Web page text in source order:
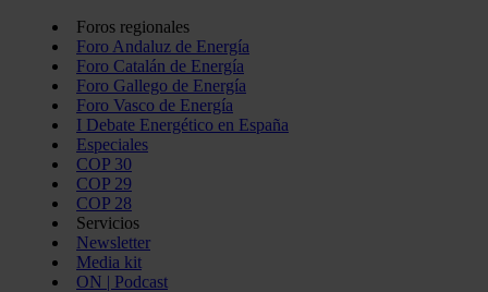
Foros regionales
Foro Andaluz de Energía
Foro Catalán de Energía
Foro Gallego de Energía
Foro Vasco de Energía
I Debate Energético en España
Especiales
COP 30
COP 29
COP 28
Servicios
Newsletter
Media kit
ON | Podcast